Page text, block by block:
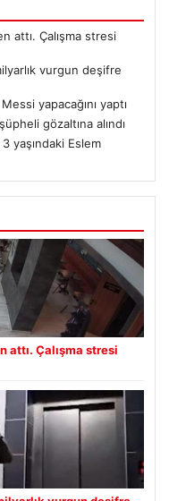
attı. Çalışma stresi
vurgun deşifre
yapacağını yaptı
gözaltına alındı
yaşındaki Eslem
attı. Çalışma stresi